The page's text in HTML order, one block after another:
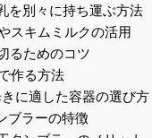
を別々に持ち運ぶ方法
スキムミルクの活用
るためのコツ
作る方法
に適した容器の選び方
ブラーの特徴